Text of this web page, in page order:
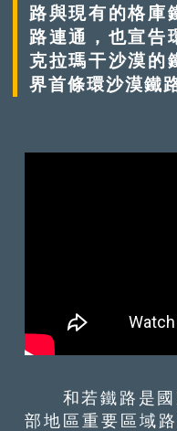
路與現有的格庫
路連通，也宣告
克拉瑪干沙漠的
界首條環沙漠鐵
和若鐵路是國
部地區重要區域